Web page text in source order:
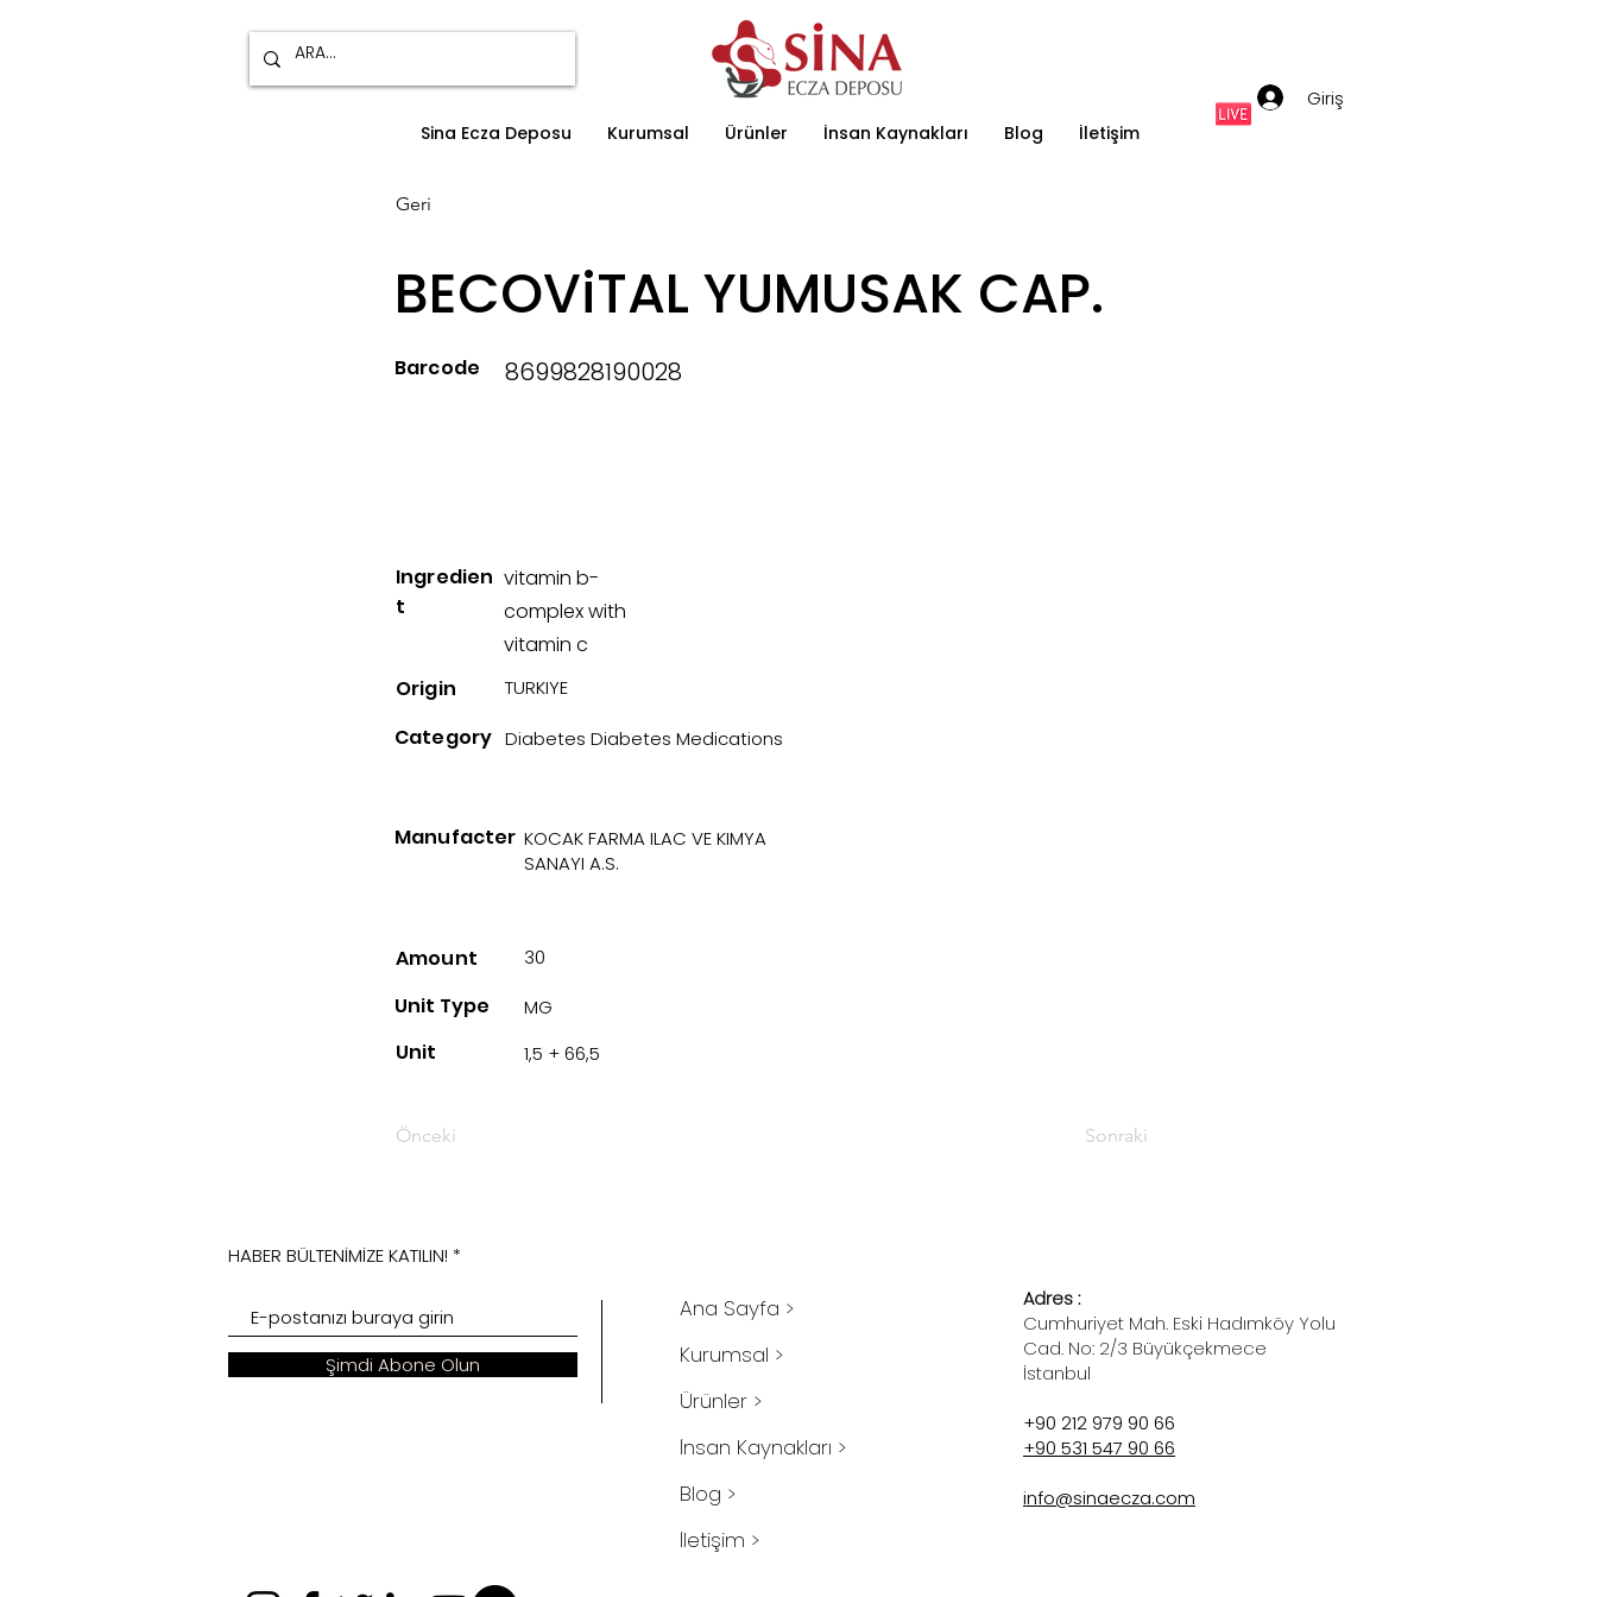
Giriş
Sina Ecza Deposu Kurumsal Ürünler İnsan Kaynakları Blog İletişim
Geri
BECOViTAL YUMUSAK CAP.
Barcode 8699828190028
Ingredien
t
vitamin b-
complex with
vitamin c
Origin
TURKIYE
Category Diabetes Diabetes Medications
Manufacter KOCAK FARMA ILAC VE KIMYA
SANAYI A.S.
Amount 30
Unit Type
Unit
MG
1,5 + 66,5
Önceki Sonraki
HABER BÜLTENİMİZE KATILIN!
Şimdi Abone Olun
Ana Sayfa >
Kurumsal >
Ürünler >
İnsan Kaynakları >
Blog >
İletişim >
Adres :
Cumhuriyet Mah. Eski Hadımköy Yolu
Cad. No: 2/3 Büyükçekmece
İstanbul
+90 212 979 90 66
+90 531 547 90 66
info@sinaecza.com